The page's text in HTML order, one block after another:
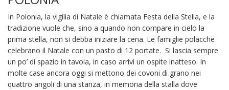
In Polonia, la vigilia di Natale è chiamata Festa della Stella, e la
tradizione vuole che, sino a quando non compare in cielo la
prima stella, non si debba iniziare la cena. Le famiglie polacche
celebrano il Natale con un pasto di 12 portate. Si lascia sempre
un po’ di spazio in tavola, in caso arrivi un ospite inatteso. In
molte case ancora oggi si mettono dei covoni di grano nei
quattro angoli di una stanza, in memoria della stalla dove